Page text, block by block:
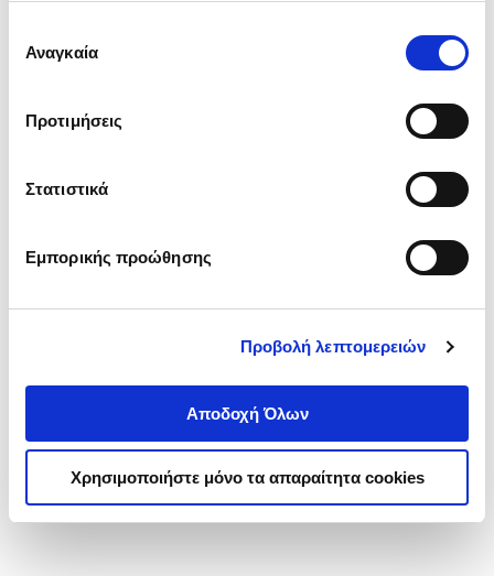
ενδιαφέρουν και να επιλέξετε από τα παρακάτω με την
΄΄και να ενημερωθείτε σχετικά με
συγκατάθεσης
Αναγκαία
Προτιμήσεις
Στατιστικά
Εμπορικής προώθησης
Προβολή λεπτομερειών
Αποδοχή Όλων
Χρησιμοποιήστε μόνο τα απαραίτητα cookies